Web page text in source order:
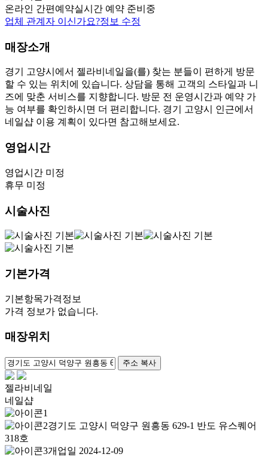
온라인 간편예약실시간 예약 준비중
업체 관계자 이신가요?정보 수정
매장소개
경기 고양시에서 젤라비네일을(를) 찾는 분들이 편하게 방문
할 수 있는 위치에 있습니다. 상담을 통해 고객의 스타일과 니
즈에 맞춘 서비스를 지향합니다. 방문 전 운영시간과 예약 가
능 여부를 확인하시면 더 편리합니다. 경기 고양시 인근에서
네일샵 이용 계획이 있다면 참고해보세요.
영업시간
영업시간 미정
휴무 미정
시술사진
기본가격
기본항목가격정보
가격 정보가 없습니다.
매장위치
주소 복사
젤라비네일
네일샵
경기도 고양시 덕양구 원흥동 629-1 반도 유스퀘어
318호
개업일 2024-12-09